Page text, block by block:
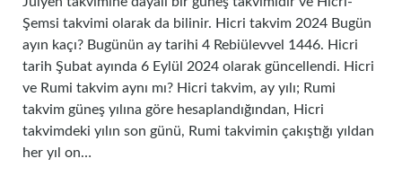
Şemsi takvimi olarak da bilinir. Hicri takvim 2024 Bugün
ayın kaçı? Bugünün ay tarihi 4 Rebiülevvel 1446. Hicri
tarih Şubat ayında 6 Eylül 2024 olarak güncellendi. Hicri
ve Rumi takvim aynı mı? Hicri takvim, ay yılı; Rumi
takvim güneş yılına göre hesaplandığından, Hicri
takvimdeki yılın son günü, Rumi takvimin çakıştığı yıldan
her yıl on…